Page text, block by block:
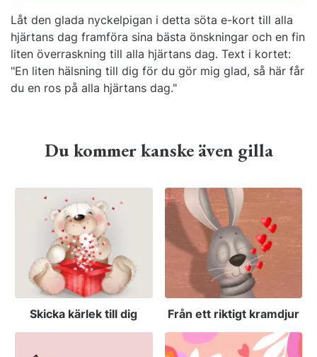
Låt den glada nyckelpigan i detta söta e-kort till alla
hjärtans dag framföra sina bästa önskningar och en fin
liten överraskning till alla hjärtans dag. Text i kortet:
"En liten hälsning till dig för du gör mig glad, så här får
du en ros på alla hjärtans dag."
Du kommer kanske även gilla
Skicka kärlek till dig Från ett riktigt kramdjur